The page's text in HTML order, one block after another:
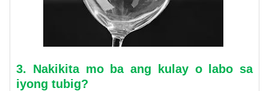
3. Nakikita mo ba ang kulay o labo sa
iyong tubig?